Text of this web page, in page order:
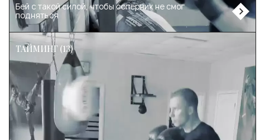
Бей с такой силой, чтобы соперник не смог
подняться
ТАЙМИНГ (13)